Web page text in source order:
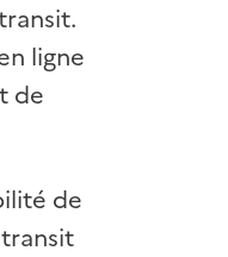
ligne
de
de